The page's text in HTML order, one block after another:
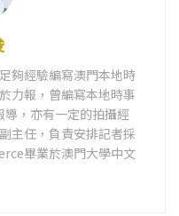
夠經驗編寫澳門本地時
力報，曾編寫本地時事
，亦有一定的拍攝經
主任，負責安排記者採
畢業於澳門大學中文